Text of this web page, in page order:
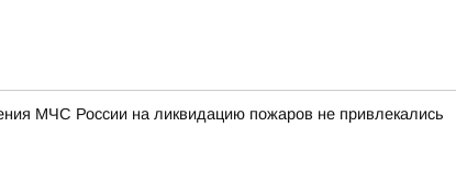
МЧС России на ликвидацию пожаров не привлекались